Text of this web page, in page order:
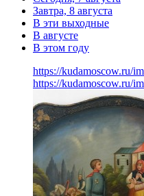
Завтра, 8 августа
В эти выходные
В августе
В этом году
https://kudamoscow.ru/
https://kudamoscow.ru/